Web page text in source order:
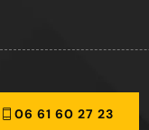
06 61 60 27 23